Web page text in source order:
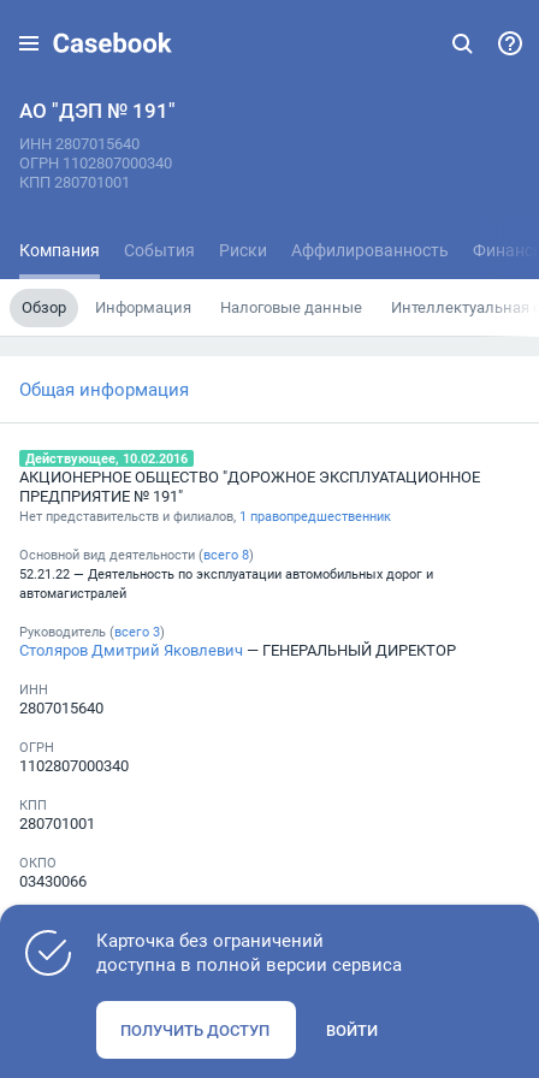
АО "ДЭП № 191"
ИНН 2807015640
ОГРН 1102807000340
КПП 280701001
Компания События Риски Аффилированность
Обзор Информация Налоговые данные Интеллектуальная
Общая информация
Действующее, 10.02.2016
АКЦИОНЕРНОЕ ОБЩЕСТВО "ДОРОЖНОЕ ЭКСПЛУАТАЦИОННОЕ
ПРЕДПРИЯТИЕ № 191"
Нет представительств и филиалов, 1 правопредшественник
Основной вид деятельности (всего 8)
52.21.22 — Деятельность по эксплуатации автомобильных дорог и
автомагистралей
Руководитель (всего 3)
Столяров Дмитрий Яковлевич — ГЕНЕРАЛЬНЫЙ ДИРЕКТОР
ИНН
2807015640
ОГРН
1102807000340
КПП
280701001
ОКПО
03430066
Не указан
Как оценить состояние компании
Карточка без ограничений
доступна в полной версии сервиса
ПОЛУЧИТЬ ДОСТУП ВОЙТИ